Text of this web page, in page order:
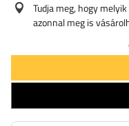
Tudja meg, hogy
azonnal meg is